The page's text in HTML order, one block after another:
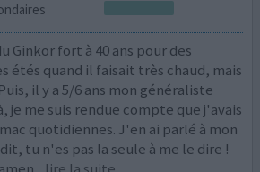
Ginkor fort à 40 ans pour des
étés quand il faisait très chaud, mais
il y a 5/6 ans mon généraliste
je me suis rendue compte que j'avais
quotidiennes. J'en ai parlé à mon
tu n'es pas la seule à me le dire !